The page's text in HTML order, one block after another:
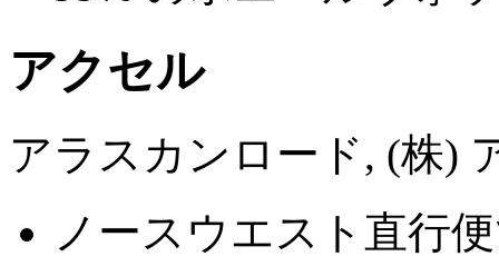
アクセル
アラスカンロード, (株)
ノースウエスト直行